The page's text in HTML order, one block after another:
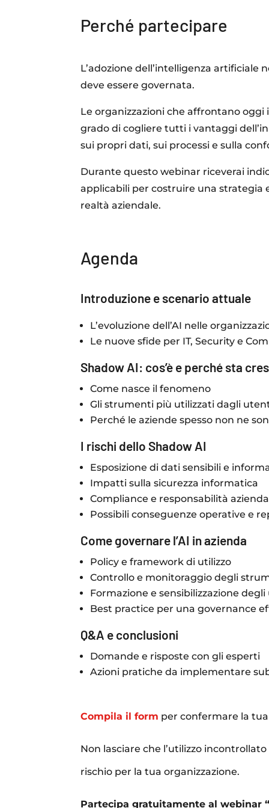
Perché partecipare
L’adozione dell’intelligenza artificiale
deve essere governata.
Le organizzazioni che affrontano oggi
grado di cogliere tutti i vantaggi
sui propri dati, sui processi e sulla
Durante questo webinar riceverai
applicabili per costruire una strategia
realtà aziendale.
Agenda
Introduzione e scenario attuale
L’evoluzione dell’AI nelle
Le nuove sfide per IT, Security e
Shadow AI: cos’è e perché sta
Come nasce il fenomeno
Gli strumenti più utilizzati dagli
Perché le aziende spesso non ne
I rischi dello Shadow AI
Esposizione di dati sensibili e
Impatti sulla sicurezza informatica
Compliance e responsabilità
Possibili conseguenze operative e
Come governare l’AI in azienda
Policy e framework di utilizzo
Controllo e monitoraggio degli
Formazione e sensibilizzazione
Best practice per una governance
Q&A e conclusioni
Domande e risposte con gli esperti
Azioni pratiche da implementare
Compila il form per confermare la
Non lasciare che l’utilizzo
rischio per la tua organizzazione.
Partecipa gratuitamente al webinar